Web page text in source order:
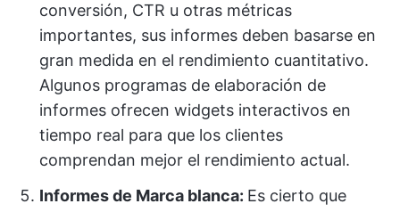
conversión, CTR u otras métricas
importantes, sus informes deben basarse en
gran medida en el rendimiento cuantitativo.
Algunos programas de elaboración de
informes ofrecen widgets interactivos en
tiempo real para que los clientes
comprendan mejor el rendimiento actual.
Informes de Marca blanca: Es cierto que